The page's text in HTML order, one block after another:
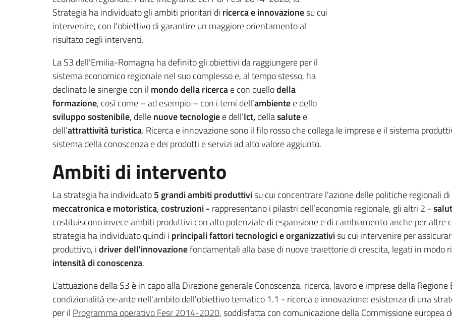
Strategia ha individuato gli ambiti prioritari di ricerca e innovazionesu cui
intervenire, con l'obiettivo di garantire un maggiore orientamento al
risultato degli interventi.
La S3 dell’Emilia-Romagna ha definito gli obiettivi da raggiungere per il
sistema economico regionale nel suo complesso e, al tempo stesso, ha
declinato le sinergie con il mondo della ricercae con quellodella
formazione, così come – ad esempio – con i temi dell’ambientee dello
sviluppo sostenibile, dellenuove tecnologiee dell’Ict,dellasalutee
dell’attrattività turistica. Ricerca e innovazione sono il filo rosso che collega le imprese e il sistema
sistema della conoscenza e dei prodotti e servizi ad alto valore aggiunto.
Ambiti di intervento
La strategia ha individuato5 grandi ambiti produttivisu cui concentrare l’azione delle politiche regionali
meccatronica e motoristica,costruzioni - rappresentano i pilastri dell’economia regionale, gli altri 2 -s
costituiscono invece ambiti produttivi con alto potenziale di espansione e di cambiamento anche per
strategia ha individuato quindi i principali fattori tecnologici e organizzativisu cui intervenire per
produttivo, idriver dell'innovazionefondamentali alla base di nuove traiettorie di crescita, legati in modo
intensità di conoscenza.
L'attuazione della S3 è in capo alla Direzione generale Conoscenza, ricerca, lavoro e imprese della
condizionalità ex-ante nell'ambito dell'obiettivo tematico 1.1 - ricerca e innovazione: esistenza di una
per il Programma operativo Fesr 2014-2020, soddisfatta con comunicazione della Commissione europea